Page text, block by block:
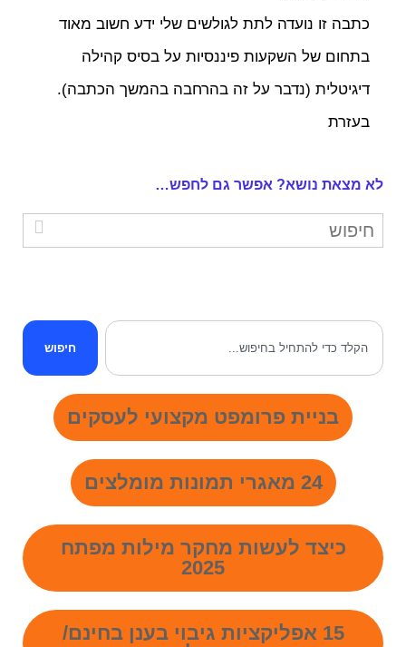
כתבה זו נועדה לתת לגולשים שלי ידע חשוב מאוד
בתחום של השקעות פיננסיות על בסיס קהילה
דיגיטלית (נדבר על זה בהרחבה בהמשך הכתבה).
בעזרת
לא מצאת נושא? אפשר גם לחפש…
חיפוש
בניית פרומפט מקצועי לעסקים
24 מאגרי תמונות מומלצים
כיצד לעשות מחקר מילות מפתח
2025
15 אפליקציות גיבוי בענן בחינם/